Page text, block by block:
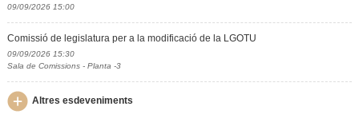
09/09/2026 15:00
Comissió de legislatura per a la modificació de la LGOTU
09/09/2026 15:30
Sala de Comissions - Planta -3
Altres esdeveniments